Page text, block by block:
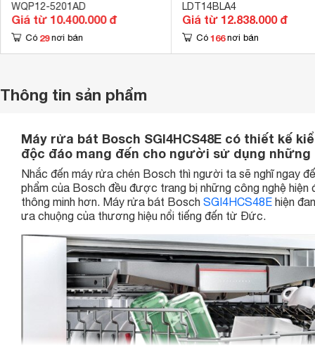
WQP12-5201AD
Giá từ 10.400.000 đ
Có 29 nơi bán
LDT14BLA4
Giá từ 12.838.000 đ
Có 166 nơi bán
Thông tin sản phẩm
Máy rửa bát Bosch SGI4HCS48E có thiết kế
độc đáo mang đến cho người sử dụng những
Nhắc đến máy rửa chén Bosch thì người ta sẽ nghĩ ngay
phẩm của Bosch đều được trang bị những công nghệ
thông minh hơn. Máy rửa bát Bosch SGI4HCS48E hiện
ưa chuộng của thương hiệu nổi tiếng đến từ Đức.